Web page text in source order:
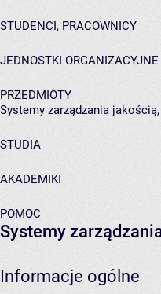
STUDENCI, PRACOWNICY
JEDNOSTKI ORGANIZACYJNE
PRZEDMIOTY
Systemy zarządzania
STUDIA
AKADEMIKI
POMOC
Systemy
Informacje ogólne